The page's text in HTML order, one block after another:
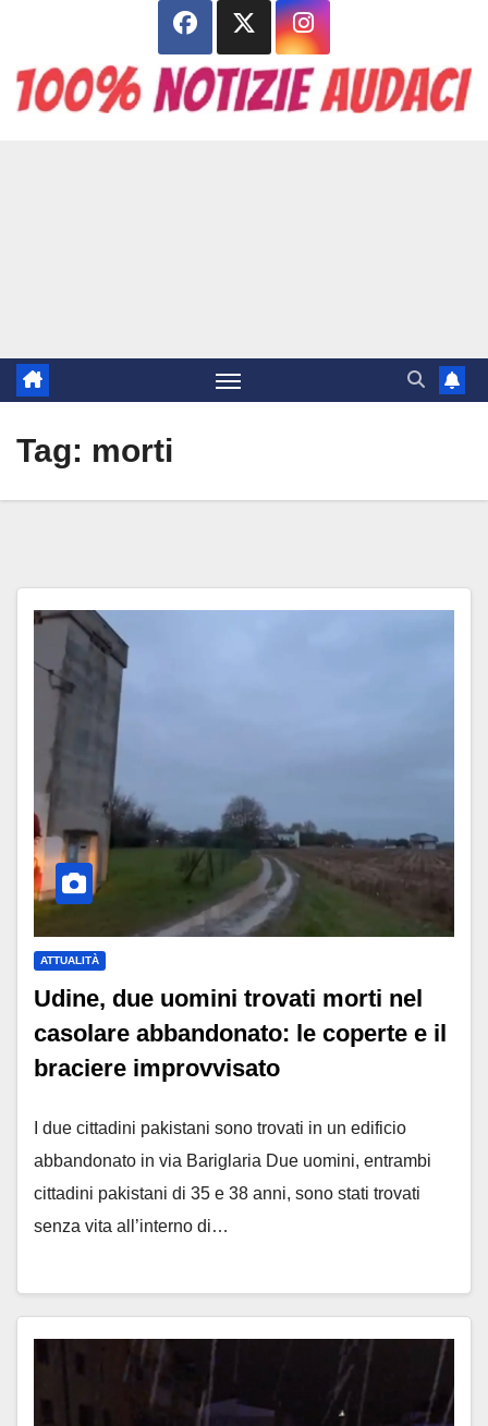
contenuto
Tag: morti
ATTUALITÀ
Udine, due uomini trovati morti nel
casolare abbandonato: le coperte e il
braciere improvvisato
I due cittadini pakistani sono trovati in un edificio
abbandonato in via Bariglaria Due uomini, entrambi
cittadini pakistani di 35 e 38 anni, sono stati trovati
senza vita all’interno di…